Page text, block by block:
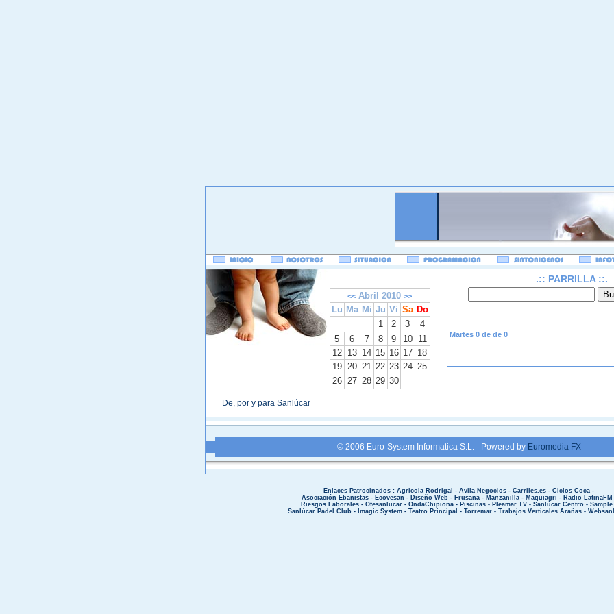
De, por y para Sanlúcar
<< Abril 2010 >>
Lu Ma Mi Ju Vi Sa Do
1
2 3
4
5
6 7 8 9 10
11
12
13 14 15 16 17 18
19 20 21 22 23 24 25
26 27 28 29 30
.:: PARRILLA ::.
Martes 0 de de 0
© 2006 Euro-System Informatica S.L. - Powered by Euromedia FX
Enlaces Patrocinados : Agricola Rodriga l - Avila Negocios - Carriles.es - Ciclos Coca -
Asociación Ebanistas- Ecovesan - Diseño Web - Frusana- Manzanilla- Maquiagri - Radio LatinaFM
Riesgos Laborales - Ofesanlucar - OndaChipiona - Piscinas - Pleamar TV - Sanlúcar Centro - Sample
Sanlúcar Padel Club - Imagic System- Teatro Principal - Torremar- Trabajos Verticales Arañas-